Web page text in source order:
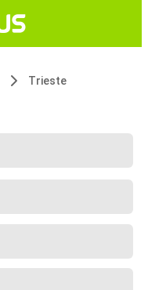
Trieste